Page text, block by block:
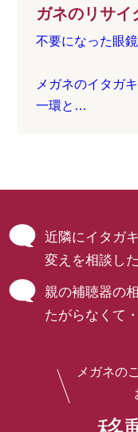
ガネのリサイ
不要になった眼
メガネのイタガ
一環と…
近隣にイタガ
変えを相談し
親の補聴器の
たがらなくて
メガネの